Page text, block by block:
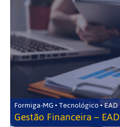
Formiga-MG • Tecnológico • EAD
Gestão Financeira – EAD